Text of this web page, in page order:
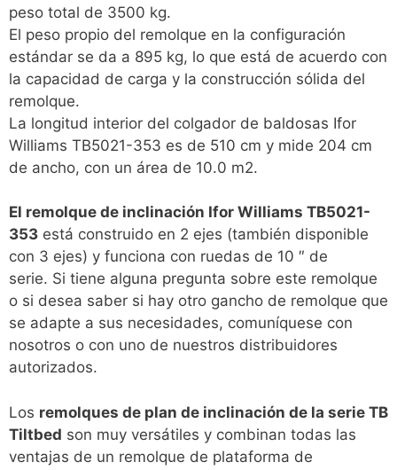
peso total de 3500 kg.
El peso propio del remolque en la configuración
estándar se da a 895 kg, lo que está de acuerdo con
la capacidad de carga y la construcción sólida del
remolque.
La longitud interior del colgador de baldosas Ifor
Williams TB5021-353 es de 510 cm y mide 204 cm
de ancho, con un área de 10.0 m2.
El remolque de inclinación Ifor Williams TB5021-
353 está construido en 2 ejes (también disponible
con 3 ejes) y funciona con ruedas de 10 ″ de
serie. Si tiene alguna pregunta sobre este remolque
o si desea saber si hay otro gancho de remolque que
se adapte a sus necesidades, comuníquese con
nosotros o con uno de nuestros distribuidores
autorizados.
Los remolques de plan de inclinación de la serie TB
Tiltbed son muy versátiles y combinan todas las
ventajas de un remolque de plataforma de